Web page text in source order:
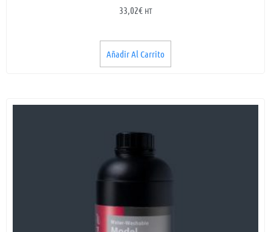
33,02€ HT
Añadir Al Carrito